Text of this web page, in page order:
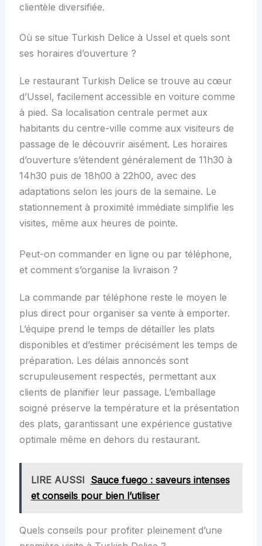
clientèle diversifiée.
Où se situe Turkish Delice à Ussel et quels sont
ses horaires d’ouverture ?
Le restaurant Turkish Delice se trouve au cœur
d’Ussel, facilement accessible en voiture comme
à pied. Sa localisation centrale permet aux
habitants du centre-ville comme aux visiteurs de
passage de le découvrir aisément. Les horaires
d’ouverture s’étendent généralement de 11h30 à
14h30 puis de 18h00 à 22h00, avec des
adaptations selon les jours de la semaine. Le
stationnement à proximité immédiate simplifie les
visites, même aux heures de pointe.
Peut-on commander en ligne ou par téléphone,
et comment s’organise la livraison ?
La commande par téléphone reste le moyen le
plus direct pour organiser sa vente à emporter.
L’équipe prend le temps de détailler les plats
disponibles et d’estimer précisément les temps de
préparation. Les délais annoncés sont
scrupuleusement respectés, permettant aux
clients de planifier leur passage. L’emballage
soigné préserve la température et la présentation
des plats, garantissant une expérience gustative
optimale même en dehors du restaurant.
LIRE AUSSI Sauce fuego : saveurs intenses
et conseils pour bien l’utiliser
Quels conseils pour profiter pleinement d’une